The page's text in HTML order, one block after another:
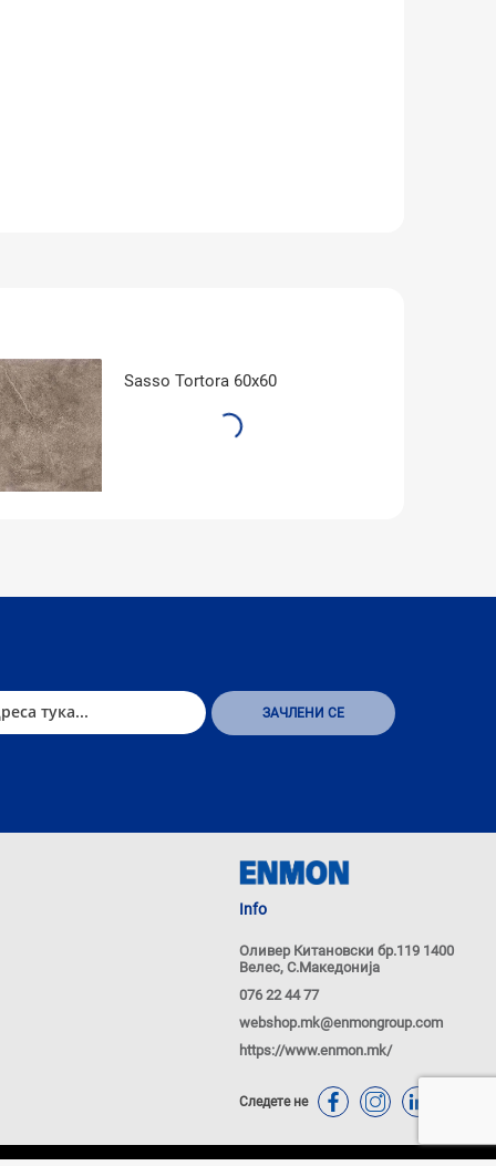
Sasso Tortora 60x60
Info
Оливер Китановски бр.119 1400
Велес, С.Македонија
076 22 44 77
webshop.mk@enmongroup.com
https://www.enmon.mk/
Следете не